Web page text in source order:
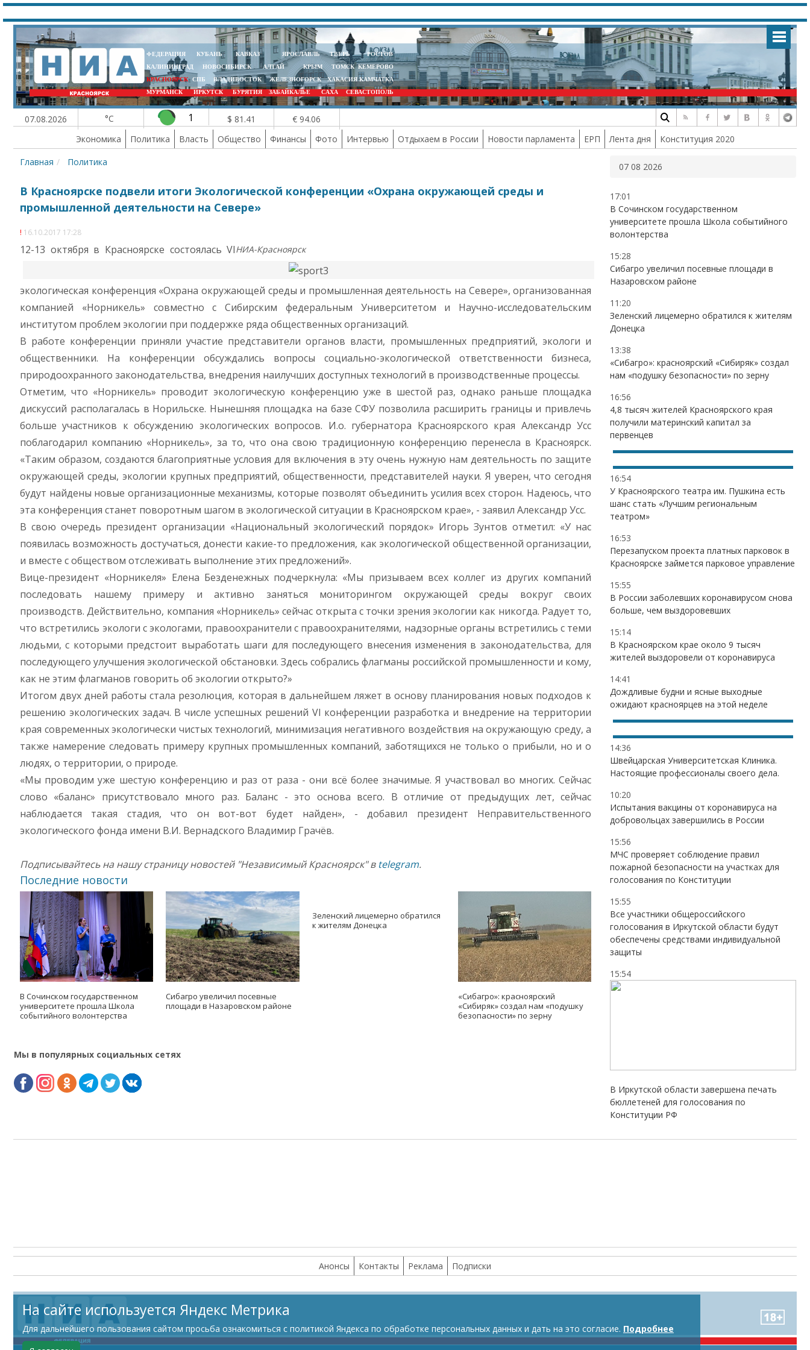
ФЕДЕРАЦИЯ КУБАНЬ КАВКАЗ ЯРОСЛАВЛЬ ТВЕРЬ
РОСТОВ
КАЛИНИНГРАД
НОВОСИБИРСК АЛТАЙ КРЫМ ТОМСККЕМЕРОВО
КРАСНОЯРСК
СПБ ВЛАДИВОСТОК ЖЕЛЕЗНОГОРСК ХАКАСИЯКАМЧАТКА
МУРМАНСК
ИРКУТСК БУРЯТИЯ ЗАБАЙКАЛЬЕ САХА СЕВАСТОПОЛЬ
07.08.2026 °C 1 $ 81.41
€ 94.06
Экономика
Политика Власть Общество Финансы Фото Интервью Отдыхаем в России Новости парламента ЕРП Лента дня
Конституция 2020
Главная
Политика
В Красноярске подвели итоги Экологической конференции «Охрана окружающей среды и
промышленной деятельности на Севере»
16.10.2017 17:28
НИА-Красноярск
12-13 октября в Красноярске состоялась VI
экологическая конференция «Охрана окружающей среды и промышленная деятельность на Севере», организованная
компанией «Норникель» совместно с Сибирским федеральным Университетом и Научно-исследовательским
институтом проблем экологии при поддержке ряда общественных организаций.
В работе конференции приняли участие представители органов власти, промышленных предприятий, экологи и
общественники. На конференции обсуждались вопросы социально-экологической ответственности бизнеса,
природоохранного законодательства, внедрения наилучших доступных технологий в производственные процессы.
Отметим, что «Норникель» проводит экологическую конференцию уже в шестой раз, однако раньше площадка
дискуссий располагалась в Норильске. Нынешняя площадка на базе СФУ позволила расширить границы и привлечь
больше участников к обсуждению экологических вопросов. И.о. губернатора Красноярского края Александр Усс
поблагодарил компанию «Норникель», за то, что она свою традиционную конференцию перенесла в Красноярск.
«Таким образом, создаются благоприятные условия для включения в эту очень нужную нам деятельность по защите
окружающей среды, экологии крупных предприятий, общественности, представителей науки. Я уверен, что сегодня
будут найдены новые организационные механизмы, которые позволят объединить усилия всех сторон. Надеюсь, что
эта конференция станет поворотным шагом в экологической ситуации в Красноярском крае», - заявил Александр Усс.
В свою очередь президент организации «Национальный экологический порядок» Игорь Зунтов отметил: «У нас
появилась возможность достучаться, донести какие-то предложения, как экологической общественной организации,
и вместе с обществом отслеживать выполнение этих предложений».
Вице-президент «Норникеля» Елена Безденежных подчеркнула: «Мы призываем всех коллег из других компаний
последовать нашему примеру и активно заняться мониторингом окружающей среды вокруг своих
производств. Действительно, компания «Норникель» сейчас открыта с точки зрения экологии как никогда. Радует то,
что встретились экологи с экологами, правоохранители с правоохранителями, надзорные органы встретились с теми
людьми, с которыми предстоит выработать шаги для последующего внесения изменения в законодательства, для
последующего улучшения экологической обстановки. Здесь собрались флагманы российской промышленности и кому,
как не этим флагманов говорить об экологии открыто?»
Итогом двух дней работы стала резолюция, которая в дальнейшем ляжет в основу планирования новых подходов к
решению экологических задач. В числе успешных решений VI конференции разработка и внедрение на территории
края современных экологически чистых технологий, минимизация негативного воздействия на окружающую среду, а
также намерение следовать примеру крупных промышленных компаний, заботящихся не только о прибыли, но и о
людях, о территории, о природе.
«Мы проводим уже шестую конференцию и раз от раза - они всё более значимые. Я участвовал во многих. Сейчас
слово «баланс» присутствовало много раз. Баланс - это основа всего. В отличие от предыдущих лет, сейчас
наблюдается такая стадия, что он вот-вот будет найден», - добавил президент Неправительственного
экологического фонда имени В.И. Вернадского Владимир Грачёв.
Подписывайтесь на нашу страницу новостей "Независимый Красноярск" в telegram.
Последние новости
В Сочинском государственном
университете прошла Школа
событийного волонтерства
Сибагро увеличил посевные
площади в Назаровском районе
Зеленский лицемерно обратился
к жителям Донецка
«Сибагро»: красноярский
«Сибиряк» создал нам «подушку
безопасности» по зерну
Мы в популярных социальных сетях
07 08 2026
17:01
В Сочинском государственном
университете прошла Школа событийного
волонтерства
15:28
Сибагро увеличил посевные площади в
Назаровском районе
11:20
Зеленский лицемерно обратился к жителям
Донецка
13:38
«Сибагро»: красноярский «Сибиряк» создал
нам «подушку безопасности» по зерну
16:56
4,8 тысяч жителей Красноярского края
получили материнский капитал за
первенцев
16:54
У Красноярского театра им. Пушкина есть
шанс стать «Лучшим региональным
театром»
16:53
Перезапуском проекта платных парковок в
Красноярске займется парковое управление
15:55
В России заболевших коронавирусом снова
больше, чем выздоровевших
15:14
В Красноярском крае около 9 тысяч
жителей выздоровели от коронавируса
14:41
Дождливые будни и ясные выходные
ожидают красноярцев на этой неделе
14:36
Швейцарская Университетская Клиника.
Настоящие профессионалы своего дела.
10:20
Испытания вакцины от коронавируса на
добровольцах завершились в России
15:56
МЧС проверяет соблюдение правил
пожарной безопасности на участках для
голосования по Конституции
15:55
Все участники общероссийского
голосования в Иркутской области будут
обеспечены средствами индивидуальной
защиты
15:54
В Иркутской области завершена печать
бюллетеней для голосования по
Конституции РФ
Анонсы Контакты Реклама Подписки
На сайте используется Яндекс Метрика
Для дальнейшего пользования сайтом просьба ознакомиться с политикой Яндекса по обработке персональных данных и дать на это согласие. Подробнее